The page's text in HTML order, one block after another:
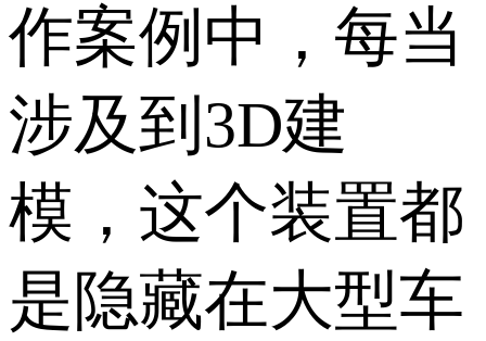
作案例中，每当
涉及到3D建
模，这个装置都
是隐藏在大型车